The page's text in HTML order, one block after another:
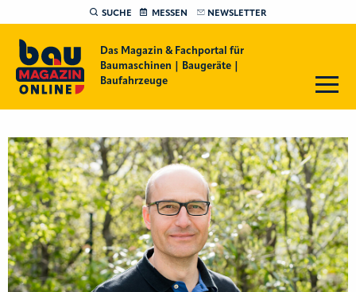
SUCHE MESSEN NEWSLETTER
Das Magazin & Fachportal für
Baumaschinen | Baugeräte |
Baufahrzeuge